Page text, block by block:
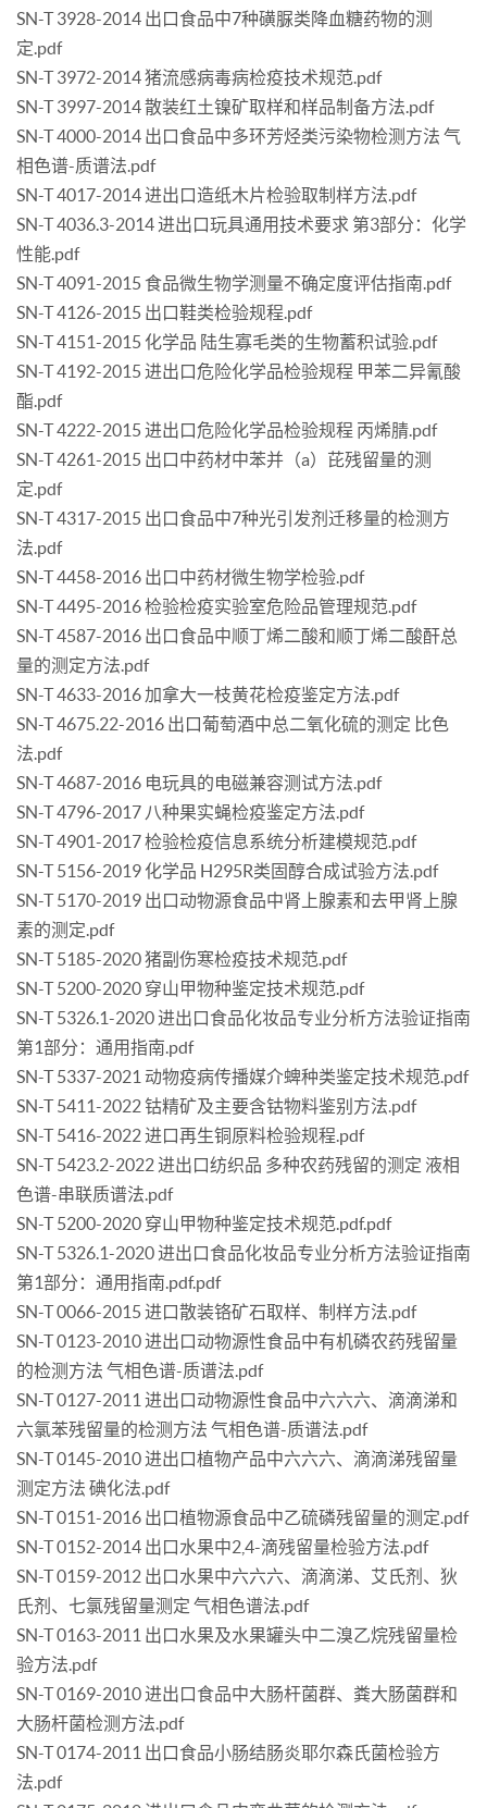
SN-T 3928-2014 出口食品中7种磺脲类降血糖药物的测
定.pdf
SN-T 3972-2014 猪流感病毒病检疫技术规范.pdf
SN-T 3997-2014 散装红土镍矿取样和样品制备方法.pdf
SN-T 4000-2014 出口食品中多环芳烃类污染物检测方法 气
相色谱-质谱法.pdf
SN-T 4017-2014 进出口造纸木片检验取制样方法.pdf
SN-T 4036.3-2014 进出口玩具通用技术要求 第3部分：化学
性能.pdf
SN-T 4091-2015 食品微生物学测量不确定度评估指南.pdf
SN-T 4126-2015 出口鞋类检验规程.pdf
SN-T 4151-2015 化学品 陆生寡毛类的生物蓄积试验.pdf
SN-T 4192-2015 进出口危险化学品检验规程 甲苯二异氰酸
酯.pdf
SN-T 4222-2015 进出口危险化学品检验规程 丙烯腈.pdf
SN-T 4261-2015 出口中药材中苯并（a）芘残留量的测
定.pdf
SN-T 4317-2015 出口食品中7种光引发剂迁移量的检测方
法.pdf
SN-T 4458-2016 出口中药材微生物学检验.pdf
SN-T 4495-2016 检验检疫实验室危险品管理规范.pdf
SN-T 4587-2016 出口食品中顺丁烯二酸和顺丁烯二酸酐总
量的测定方法.pdf
SN-T 4633-2016 加拿大一枝黄花检疫鉴定方法.pdf
SN-T 4675.22-2016 出口葡萄酒中总二氧化硫的测定 比色
法.pdf
SN-T 4687-2016 电玩具的电磁兼容测试方法.pdf
SN-T 4796-2017 八种果实蝇检疫鉴定方法.pdf
SN-T 4901-2017 检验检疫信息系统分析建模规范.pdf
SN-T 5156-2019 化学品 H295R类固醇合成试验方法.pdf
SN-T 5170-2019 出口动物源食品中肾上腺素和去甲肾上腺
素的测定.pdf
SN-T 5185-2020 猪副伤寒检疫技术规范.pdf
SN-T 5200-2020 穿山甲物种鉴定技术规范.pdf
SN-T 5326.1-2020 进出口食品化妆品专业分析方法验证指南
第1部分：通用指南.pdf
SN-T 5337-2021 动物疫病传播媒介蜱种类鉴定技术规范.pdf
SN-T 5411-2022 钴精矿及主要含钴物料鉴别方法.pdf
SN-T 5416-2022 进口再生铜原料检验规程.pdf
SN-T 5423.2-2022 进出口纺织品 多种农药残留的测定 液相
色谱-串联质谱法.pdf
SN-T 5200-2020 穿山甲物种鉴定技术规范.pdf.pdf
SN-T 5326.1-2020 进出口食品化妆品专业分析方法验证指南
第1部分：通用指南.pdf.pdf
SN-T 0066-2015 进口散装铬矿石取样、制样方法.pdf
SN-T 0123-2010 进出口动物源性食品中有机磷农药残留量
的检测方法 气相色谱-质谱法.pdf
SN-T 0127-2011 进出口动物源性食品中六六六、滴滴涕和
六氯苯残留量的检测方法 气相色谱-质谱法.pdf
SN-T 0145-2010 进出口植物产品中六六六、滴滴涕残留量
测定方法 碘化法.pdf
SN-T 0151-2016 出口植物源食品中乙硫磷残留量的测定.pdf
SN-T 0152-2014 出口水果中2,4-滴残留量检验方法.pdf
SN-T 0159-2012 出口水果中六六六、滴滴涕、艾氏剂、狄
氏剂、七氯残留量测定 气相色谱法.pdf
SN-T 0163-2011 出口水果及水果罐头中二溴乙烷残留量检
验方法.pdf
SN-T 0169-2010 进出口食品中大肠杆菌群、粪大肠菌群和
大肠杆菌检测方法.pdf
SN-T 0174-2011 出口食品小肠结肠炎耶尔森氏菌检验方
法.pdf